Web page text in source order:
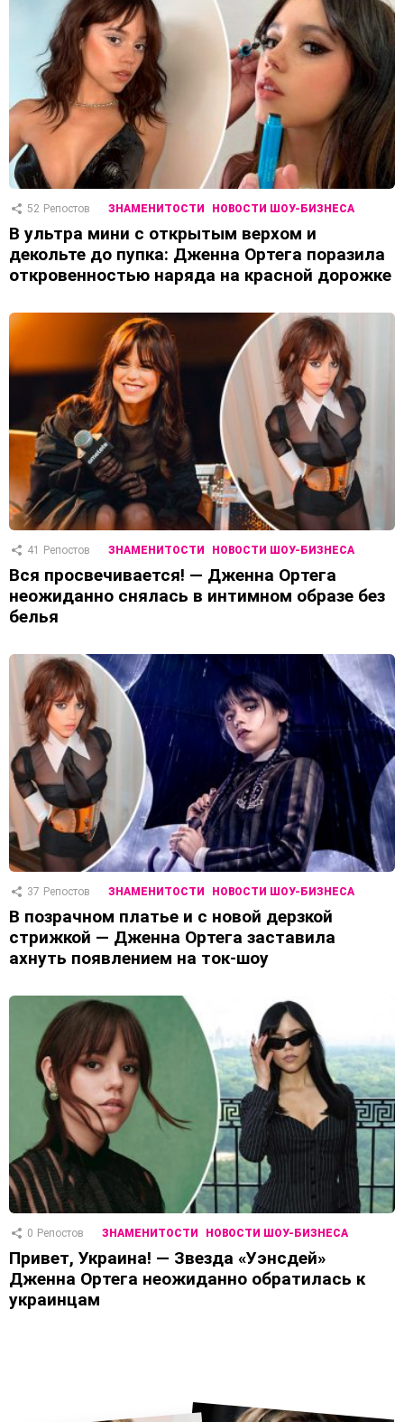
52 Репостов ЗНАМЕНИТОСТИ НОВОСТИ ШОУ-БИЗНЕСА
В ультра мини с открытым верхом и
декольте до пупка: Дженна Ортега поразила
откровенностью наряда на красной дорожке
41 Репостов ЗНАМЕНИТОСТИ НОВОСТИ ШОУ-БИЗНЕСА
Вся просвечивается! — Дженна Ортега
неожиданно снялась в интимном образе без
белья
37 Репостов ЗНАМЕНИТОСТИ НОВОСТИ ШОУ-БИЗНЕСА
В позрачном платье и с новой дерзкой
стрижкой — Дженна Ортега заставила
ахнуть появлением на ток-шоу
0 Репостов ЗНАМЕНИТОСТИ НОВОСТИ ШОУ-БИЗНЕСА
Привет, Украина! — Звезда «Уэнсдей»
Дженна Ортега неожиданно обратилась к
украинцам